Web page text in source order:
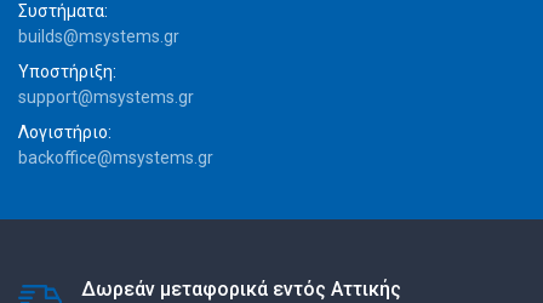
Συστήματα:
builds@msystems.gr
Υποστήριξη:
support@msystems.gr
Λογιστήριο:
backoffice@msystems.gr
Δωρεάν μεταφορικά εντός Αττικής